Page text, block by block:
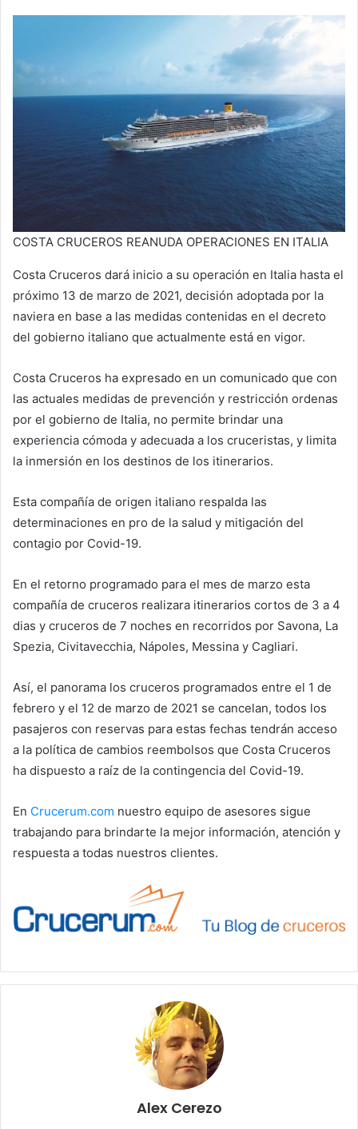
COSTA CRUCEROS REANUDA OPERACIONES EN ITALIA
Costa Cruceros dará inicio a su operación en Italia hasta el
próximo 13 de marzo de 2021, decisión adoptada por la
naviera en base a las medidas contenidas en el decreto
del gobierno italiano que actualmente está en vigor.
Costa Cruceros ha expresado en un comunicado que con
las actuales medidas de prevención y restricción ordenas
por el gobierno de Italia, no permite brindar una
experiencia cómoda y adecuada a los cruceristas, y limita
la inmersión en los destinos de los itinerarios.
Esta compañía de origen italiano respalda las
determinaciones en pro de la salud y mitigación del
contagio por Covid-19.
En el retorno programado para el mes de marzo esta
compañía de cruceros realizara itinerarios cortos de 3 a 4
dias y cruceros de 7 noches en recorridos por Savona, La
Spezia, Civitavecchia, Nápoles, Messina y Cagliari.
Así, el panorama los cruceros programados entre el 1 de
febrero y el 12 de marzo de 2021 se cancelan, todos los
pasajeros con reservas para estas fechas tendrán acceso
a la política de cambios reembolsos que Costa Cruceros
ha dispuesto a raíz de la contingencia del Covid-19.
En Crucerum.com nuestro equipo de asesores sigue
trabajando para brindarte la mejor información, atención y
respuesta a todas nuestros clientes.
Alex Cerezo